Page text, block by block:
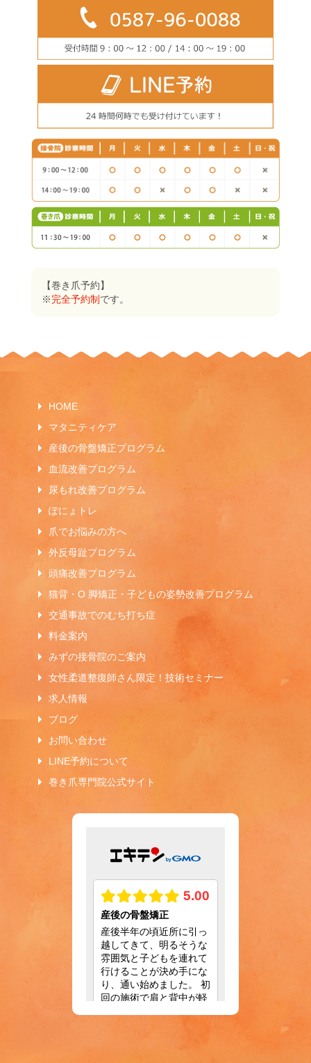
【巻き爪予約】
※完全予約制 です。
HOME
マタニティケア
産後の骨盤矯正プログラム
血流改善プログラム
尿もれ改善プログラム
ぽにょトレ
爪でお悩みの方へ
外反母趾プログラム
頭痛改善プログラム
猫背・O 脚矯正・子どもの姿勢改善プログラム
交通事故でのむち打ち症
料金案内
みずの接骨院のご案内
女性柔道整復師さん限定！技術セミナー
求人情報
ブログ
お問い合わせ
LINE予約について
巻き爪専門院公式サイト